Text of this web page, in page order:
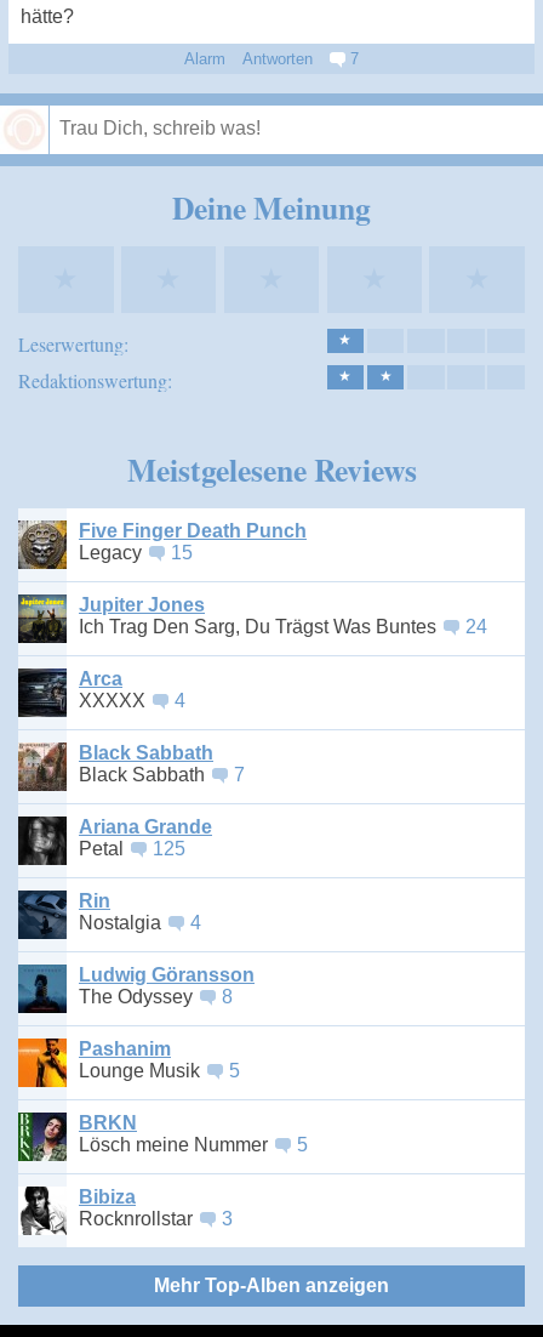
hätte?
Alarm Antworten 7
Deine Meinung
Leserwertung: ★
Redaktionswertung: ★ ★
Meistgelesene Reviews
Five Finger Death Punch
Legacy
15
Jupiter Jones
Ich Trag Den Sarg, Du Trägst Was Buntes
24
Arca
XXXXX
4
Black Sabbath
Black Sabbath
7
Ariana Grande
Petal
125
Rin
Nostalgia
4
Ludwig Göransson
The Odyssey
8
Pashanim
Lounge Musik
5
BRKN
Lösch meine Nummer
5
Bibiza
Rocknrollstar
3
Mehr Top-Alben anzeigen